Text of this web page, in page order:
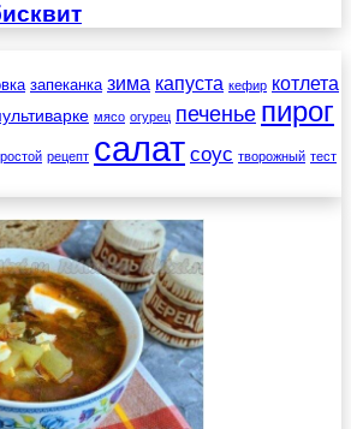
запеканка зима капуста кефир котлета
мясо огурец печенье пирог
рецепт салат соус творожный тест